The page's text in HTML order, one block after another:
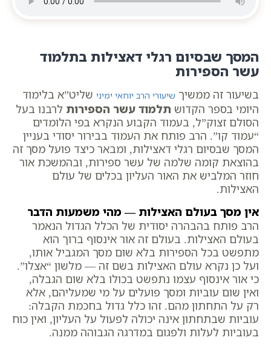
המסך שבסיום רגלי דאצילות בתלמוד
עשר הספירות
בשיעור זה ממשיך שיעורי הרב יוחאי ימיני שליט”א בלימוד
היומי בספר הקדוש תלמוד עשר הספירות לרבנו בעל
הסולם זצוק”ל, בעמוד הקבוע הנקרא בפי הלומדים
“עמוד קו”. הרב פותח את העמוד בבירור יסודי בעניין
המסך שבסיום רגלי דאצילות, ומבאר כיצד פועל מסך זה
בהוצאת קומה שלמה של עשר ספירות, ובהמשכת אור
חוזר המלביש את האור העליון בכלים של עולם
האצילות.
אין מסך בעולם האצילות — מהי משמעות הדבר
הרב פותח בהבהרה יסודית של הכלל הגדול הנאמר
בעולם האצילות. בעולם זה אור אינסוף ברוך הוא
מתפשט בכל הספירות בלא שום מסך המגביל אותו,
ועל כן נקרא עולם האצילות בשם זה — מלשון “אצלו”.
כי אור אינסוף עצמו נתפשט בכולו בלא שום הגבלה,
ואין שום עוביות ומסך פועלים על מי שמעליהם, אלא
רק על התחתון מהם. זהו כלל גדול בחכמת הקבלה:
עוביות שבתחתון אינה יכולה לפעול על העליון, ואין כוח
בעוביות לעלות ולפגום במדרגה הגבוהה ממנה.